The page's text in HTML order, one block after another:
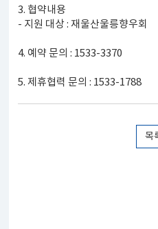
3. 협약내용
- 지원 대상 : 재울산울릉향우회
4. 예약 문의 : 1533-3370
5. 제휴협력 문의 : 1533-1788
목